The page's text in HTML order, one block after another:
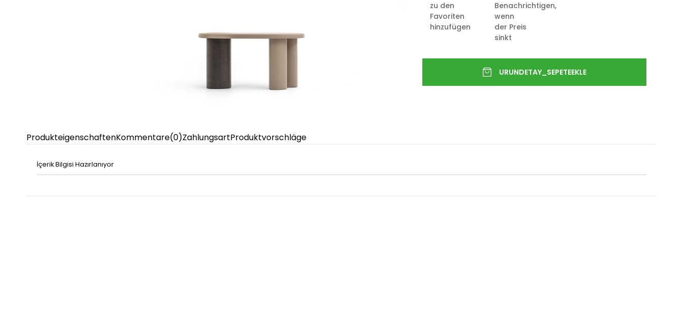
zu den
Favoriten
hinzufügen
Benachrichtigen,
wenn
der Preis
sinkt
ProdukteigenschaftenKommentare(0)ZahlungsartProduktvorschläge
İçerik Bilgisi Hazırlanıyor